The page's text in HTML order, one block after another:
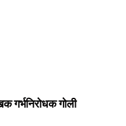
गर्भनिरोधक गोली